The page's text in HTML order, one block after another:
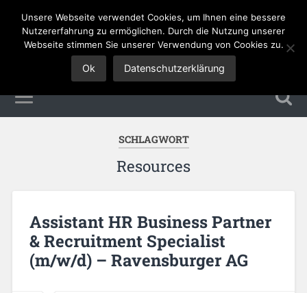
Tourismus Jobs
SCHLAGWORT
Resources
Assistant HR Business Partner
& Recruitment Specialist
(m/w/d) – Ravensburger AG
Unsere Webseite verwendet Cookies, um Ihnen eine bessere
Nutzererfahrung zu ermöglichen. Durch die Nutzung unserer
Webseite stimmen Sie unserer Verwendung von Cookies zu.
Ok Datenschutzerklärung